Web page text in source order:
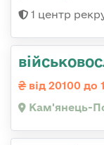
1 центр
від 20100 до
Кам'янець-